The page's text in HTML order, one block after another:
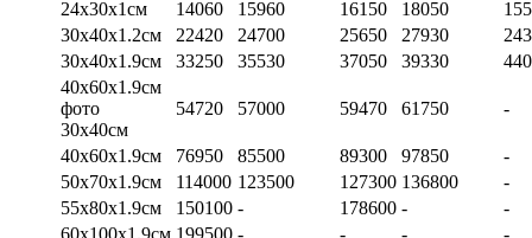
24х30х1см 14060 15960 16150 18050
30х40х1.2см
22420 24700 25650 27930
30х40х1.9см
33250 35530 37050 39330
40х60х1.9см
фото
30х40см
54720 57000 59470 61750 -
40х60х1.9см 76950 85500 89300 97850
-
50х70х1.9см
114000 123500 127300 136800
-
55х80х1.9см
150100 - 178600 -
-
60х100х1.9см 199500 - - -
-